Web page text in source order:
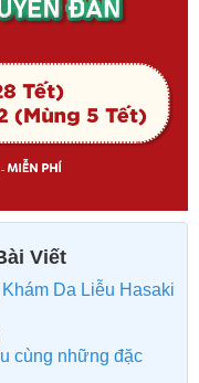
Viết
Da Liễu Hasaki
cùng những đặc